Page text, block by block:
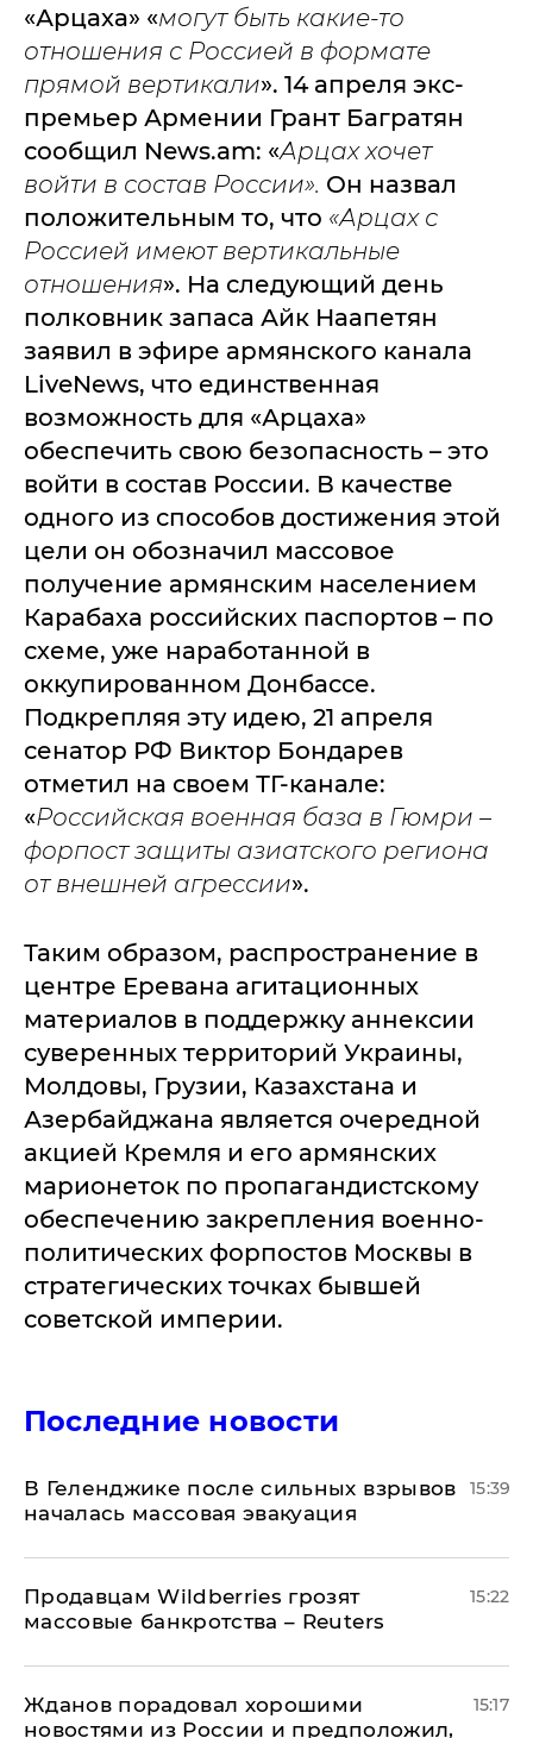
«Арцаха» «могут быть какие-то
отношения с Россией в формате
прямой вертикали». 14 апреля экс-
премьер Армении Грант Багратян
сообщил News.am: «Арцах хочет
войти в состав России». Он назвал
положительным то, что «Арцах с
Россией имеют вертикальные
отношения». На следующий день
полковник запаса Айк Наапетян
заявил в эфире армянского канала
LiveNews, что единственная
возможность для «Арцаха»
обеспечить свою безопасность – это
войти в состав России. В качестве
одного из способов достижения этой
цели он обозначил массовое
получение армянским населением
Карабаха российских паспортов – по
схеме, уже наработанной в
оккупированном Донбассе.
Подкрепляя эту идею, 21 апреля
сенатор РФ Виктор Бондарев
отметил на своем ТГ-канале:
«Российская военная база в Гюмри –
форпост защиты азиатского региона
от внешней агрессии».
Таким образом, распространение в
центре Еревана агитационных
материалов в поддержку аннексии
суверенных территорий Украины,
Молдовы, Грузии, Казахстана и
Азербайджана является очередной
акцией Кремля и его армянских
марионеток по пропагандистскому
обеспечению закрепления военно-
политических форпостов Москвы в
стратегических точках бывшей
советской империи.
Последние новости
В Геленджике после сильных взрывов
началась массовая эвакуация
15:39
Продавцам Wildberries грозят
массовые банкротства – Reuters
15:22
Жданов порадовал хорошими
новостями из России и предположил,
15:17